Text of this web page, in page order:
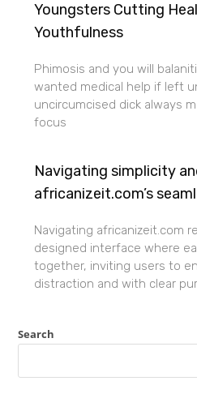
Youngsters Cutting
Youthfulness
Phimosis and you will
wanted medical help if left
uncircumcised dick always
focus
Navigating simplicity
africanizeit.com’s
Navigating africanizeit.com
designed interface where
together, inviting users to
distraction and with clear
Search